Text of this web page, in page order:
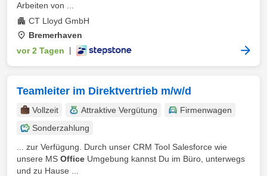
Arbeiten von ...
CT Lloyd GmbH
Bremerhaven
vor 2 Tagen
Teamleiter im Direktvertrieb m/w/d
Vollzeit Attraktive Vergütung
Firmenwagen
Sonderzahlung
... zur Verfügung. Durch unser CRM Tool Salesforce wie
unsere MS Office Umgebung kannst Du im Büro, unterwegs
und zu Hause ...